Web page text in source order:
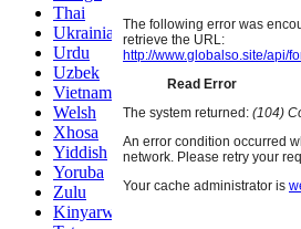
Thai
Ukrainian
Urdu
Uzbek
Vietnamese
Welsh
Xhosa
Yiddish
Yoruba
Zulu
Kinyarwanda